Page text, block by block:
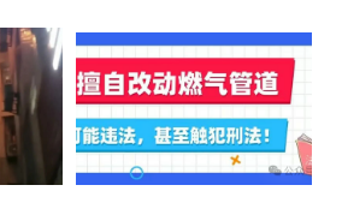
以下简
燃气表
币约8.9
字化赛
↓↓↓